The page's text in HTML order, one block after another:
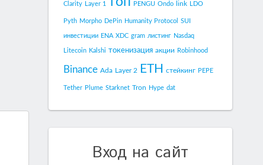
Clarity Layer 1 PENGU Ondo link LDO
Pyth Morpho DePin Humanity Protocol SUI
инвестиции ENA XDC gram листинг Nasdaq
Litecoin Kalshi токенизация акции Robinhood
Binance Ada Layer 2 ETH стейкинг PEPE
Tether Plume Starknet Tron Hype dat
Вход на сайт